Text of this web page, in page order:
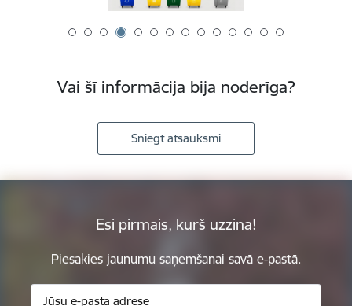
Vai šī informācija bija noderīga?
Sniegt atsauksmi
Esi pirmais, kurš uzzina!
Piesakies jaunumu saņemšanai savā e-pastā.